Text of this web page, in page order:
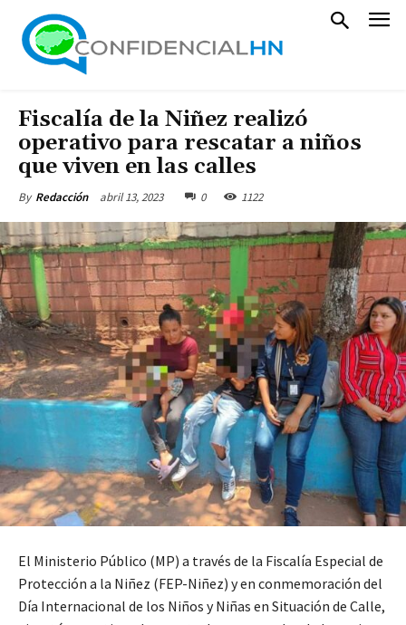
Fiscalía de la Niñez realizó
operativo para rescatar a niños
que viven en las calles
By Redacción abril 13, 2023 0 1122
El Ministerio Público (MP) a través de la Fiscalía Especial de
Protección a la Niñez (FEP-Niñez) y en conmemoración del
Día Internacional de los Niños y Niñas en Situación de Calle,